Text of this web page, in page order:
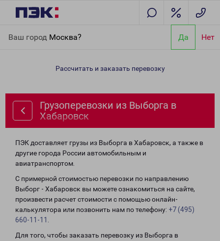
Ваш город Москва? Да Нет
Хабаровск
Рассчитать и заказать перевозку
Грузоперевозки из Выборга в
Хабаровск
ПЭК доставляет грузы из Выборга в Хабаровск, а также в
другие города России автомобильным и
авиатранспортом.
С примерной стоимостью перевозки по направлению
Выборг - Хабаровск вы можете ознакомиться на сайте,
произвести расчет стоимости с помощью онлайн-
калькулятора или позвонить нам по телефону: +7 (495)
660-11-11
Для того, чтобы заказать перевозку из Выборга в